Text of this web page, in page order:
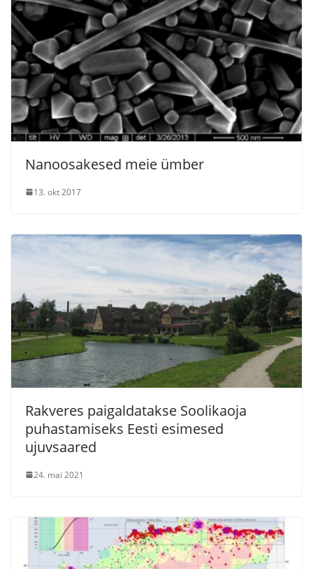
Nanoosakesed meie ümber
13. okt 2017
Rakveres paigaldatakse Soolikaoja
puhastamiseks Eesti esimesed
ujuvsaared
24. mai 2021